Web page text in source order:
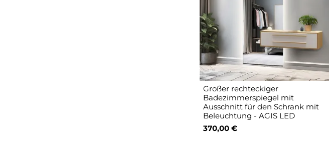
Großer rechteckiger
Badezimmerspiegel mit
Ausschnitt für den Schrank mit
Beleuchtung - AGIS LED
370,00 €